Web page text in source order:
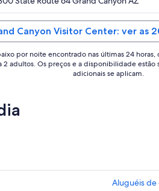
Canyon Visitor Center: ver as
por noite encontrado nas últimas 24 horas,
2 adultos. Os preços e a disponibilidade estão
adicionais se aplicam.
Aluguéis de